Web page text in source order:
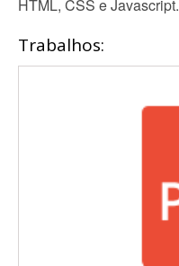
HTML, CSS e Javascript.
Trabalhos: